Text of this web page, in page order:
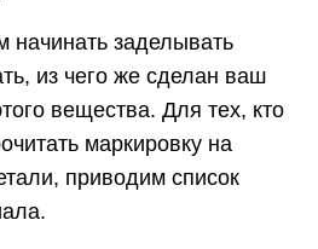
начинать заделывать
из чего же сделан ваш
вещества. Для тех, кто
маркировку на
приводим список